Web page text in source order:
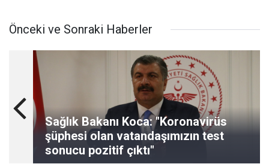
Önceki ve Sonraki Haberler
Sağlık Bakanı Koca: "Koronavirüs
şüphesi olan vatandaşımızın test
sonucu pozitif çıktı"